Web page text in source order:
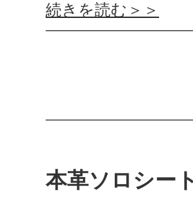
続きを読む＞＞
本革ソロシー